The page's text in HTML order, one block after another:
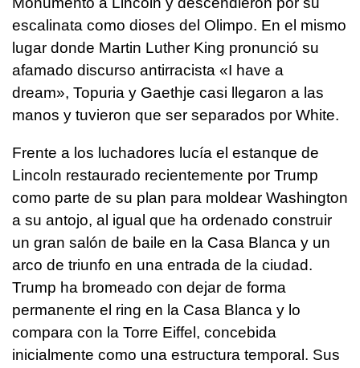
escalinata como dioses del Olimpo. En el mismo
lugar donde Martin Luther King pronunció su
afamado discurso antirracista «I have a
dream», Topuria y Gaethje casi llegaron a las
manos y tuvieron que ser separados por White.
Frente a los luchadores lucía el estanque de
Lincoln restaurado recientemente por Trump
como parte de su plan para moldear Washington
a su antojo, al igual que ha ordenado construir
un gran salón de baile en la Casa Blanca y un
arco de triunfo en una entrada de la ciudad.
Trump ha bromeado con dejar de forma
permanente el ring en la Casa Blanca y lo
compara con la Torre Eiffel, concebida
inicialmente como una estructura temporal. Sus